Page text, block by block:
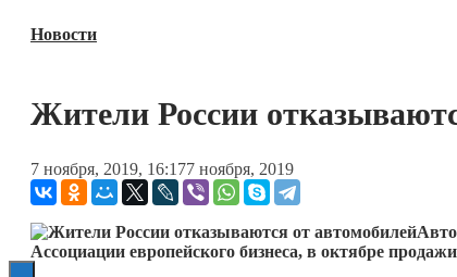
Блокчейн
ESG
Книги
Новости
Жители России
7 ноября, 2019, 16:177 ноября, 2019
Ассоциации европейского бизнеса, в октябре